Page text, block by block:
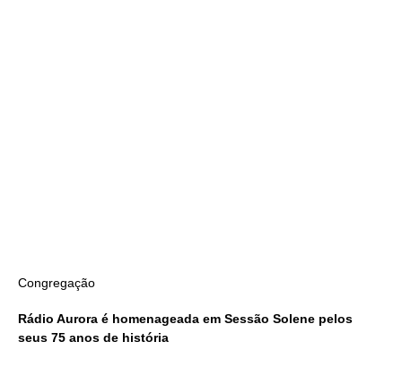
Congregação
Rádio Aurora é homenageada em Sessão Solene pelos
seus 75 anos de história